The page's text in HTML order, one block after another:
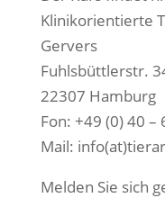
Klinikorientierte
Gervers
Fuhlsbüttlerstr.
22307 Hamburg
Fon: +49 (0) 40 –
Mail:
Melden Sie sich